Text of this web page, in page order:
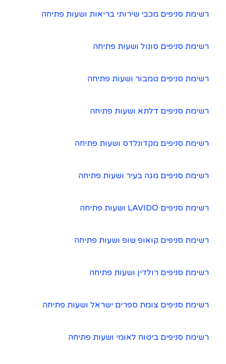
רשימת סניפים מכבי שירותי בריאות ושעות פתיחה
רשימת סניפים סונול ושעות פתיחה
רשימת סניפים טמבור ושעות פתיחה
רשימת סניפים דלתא ושעות פתיחה
רשימת סניפים מקדונלדס ושעות פתיחה
רשימת סניפים מגה בעיר ושעות פתיחה
רשימת סניפים LAVIDO ושעות פתיחה
רשימת סניפים קואופ שופ ושעות פתיחה
רשימת סניפים רולדין ושעות פתיחה
רשימת סניפים צומת ספרים ישראל ושעות פתיחה
רשימת סניפים ביטוח לאומי ושעות פתיחה